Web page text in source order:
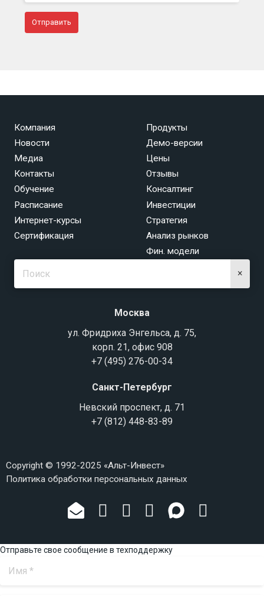
Компания
Новости
Медиа
Контакты
Продукты
Демо-версии
Цены
Отзывы
Обучение
Расписание
Интернет-курсы
Сертификация
Консалтинг
Инвестиции
Стратегия
Анализ рынков
Фин. модели
×
Москва
ул. Фридриха Энгельса, д. 75,
корп. 21, офис 908
+7 (495) 276-00-34
Санкт-Петербург
Невский проспект, д. 71
+7 (812) 448-83-89
Copyright © 1992-2025 «Альт-Инвест»
Политика обработки персональных данных
Отправьте свое сообщение в техподдержку